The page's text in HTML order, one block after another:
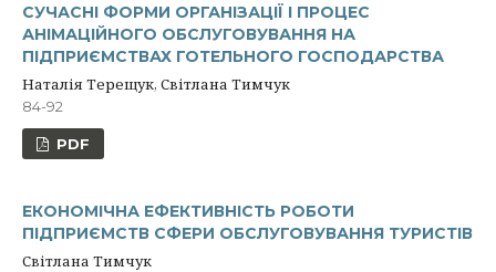
СУЧАСНІ ФОРМИ ОРГАНІЗАЦІЇ І ПРОЦЕС
АНІМАЦІЙНОГО ОБСЛУГОВУВАННЯ НА
ПІДПРИЄМСТВАХ ГОТЕЛЬНОГО ГОСПОДАРСТВА
Наталія Терещук, Світлана Тимчук
84-92
PDF
ЕКОНОМІЧНА ЕФЕКТИВНІСТЬ РОБОТИ
ПІДПРИЄМСТВ СФЕРИ ОБСЛУГОВУВАННЯ ТУРИСТІВ
Світлана Тимчук